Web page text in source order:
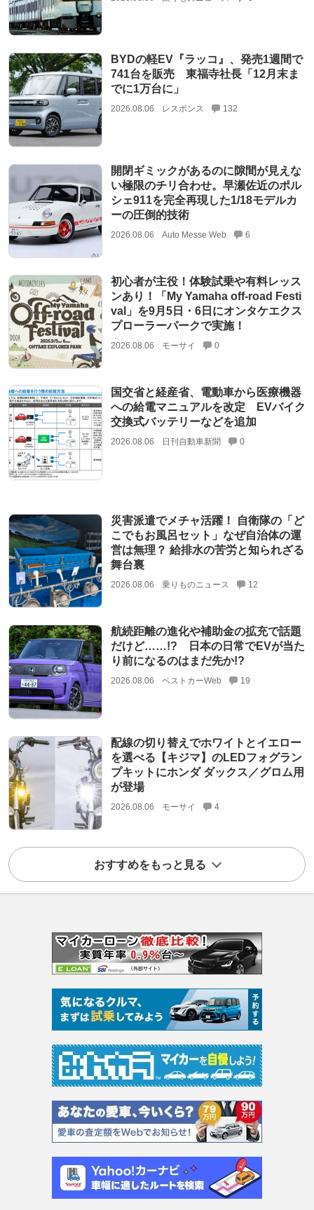
BYDの軽EV『ラッコ』、発売1週間で
741台を販売 東福寺社長「12月末ま
でに1万台に」
2026.08.06 レスポンス 132
開閉ギミックがあるのに隙間が見えな
い極限のチリ合わせ。早瀬佐近のポル
シェ911を完全再現した1/18モデルカ
ーの圧倒的技術
2026.08.06 Auto Messe Web 6
初心者が主役！体験試乗や有料レッス
ンあり！「My Yamaha off-road Festi
val」を9月5日・6日にオンタケエクス
プローラーパークで実施！
2026.08.06 モーサイ 0
国交省と経産省、電動車から医療機器
への給電マニュアルを改定 EVバイク
交換式バッテリーなどを追加
2026.08.06 日刊自動車新聞 0
災害派遣でメチャ活躍！ 自衛隊の「ど
こでもお風呂セット」なぜ自治体の運
営は無理？ 給排水の苦労と知られざる
舞台裏
2026.08.06 乗りものニュース 12
航続距離の進化や補助金の拡充で話題
だけど……!? 日本の日常でEVが当た
り前になるのはまだ先か!?
2026.08.06 ベストカーWeb 19
配線の切り替えでホワイトとイエロー
を選べる【キジマ】のLEDフォグラン
プキットにホンダ ダックス／グロム用
が登場
2026.08.06 モーサイ 4
おすすめをもっと見る